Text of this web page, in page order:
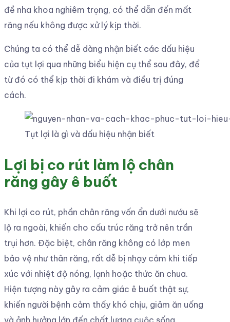
đề nha khoa nghiêm trọng, có thể dẫn đến mất
răng nếu không được xử lý kịp thời.
Chúng ta có thể dễ dàng nhận biết các dấu hiệu
của tụt lợi qua những biểu hiện cụ thể sau đây, để
từ đó có thể kịp thời đi khám và điều trị đúng
cách.
Tụt lợi là gì và dấu hiệu nhận biết
Lợi bị co rút làm lộ chân
răng gây ê buốt
Khi lợi co rút, phần chân răng vốn ẩn dưới nướu sẽ
lộ ra ngoài, khiến cho cấu trúc răng trở nên trần
trụi hơn. Đặc biệt, chân răng không có lớp men
bảo vệ như thân răng, rất dễ bị nhạy cảm khi tiếp
xúc với nhiệt độ nóng, lạnh hoặc thức ăn chua.
Hiện tượng này gây ra cảm giác ê buốt thật sự,
khiến người bệnh cảm thấy khó chịu, giảm ăn uống
và ảnh hưởng lớn đến chất lượng cuộc sống.